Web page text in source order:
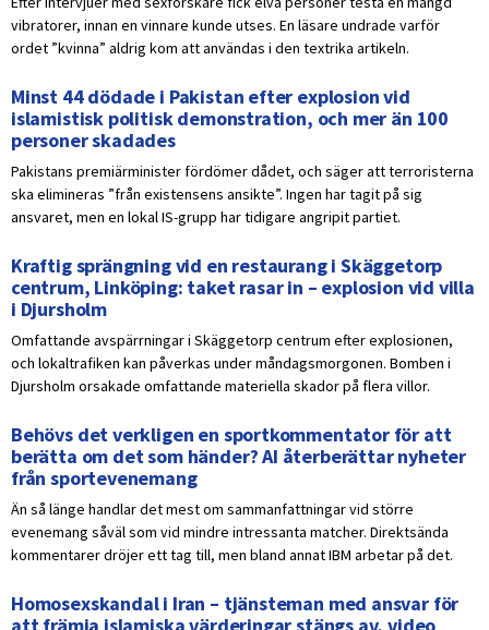
vibratorer, innan en vinnare kunde utses. En läsare undrade varför
ordet ”kvinna” aldrig kom att användas i den textrika artikeln.
Minst 44 dödade i Pakistan efter explosion vid
islamistisk politisk demonstration, och mer än 100
personer skadades
Pakistans premiärminister fördömer dådet, och säger att terroristerna
ska elimineras ”från existensens ansikte”. Ingen har tagit på sig
ansvaret, men en lokal IS-grupp har tidigare angripit partiet.
Kraftig sprängning vid en restaurang i Skäggetorp
centrum, Linköping: taket rasar in – explosion vid villa
i Djursholm
Omfattande avspärrningar i Skäggetorp centrum efter explosionen,
och lokaltrafiken kan påverkas under måndagsmorgonen. Bomben i
Djursholm orsakade omfattande materiella skador på flera villor.
Behövs det verkligen en sportkommentator för att
berätta om det som händer? AI återberättar nyheter
från sportevenemang
Än så länge handlar det mest om sammanfattningar vid större
evenemang såväl som vid mindre intressanta matcher. Direktsända
kommentarer dröjer ett tag till, men bland annat IBM arbetar på det.
Homosexskandal i Iran – tjänsteman med ansvar för